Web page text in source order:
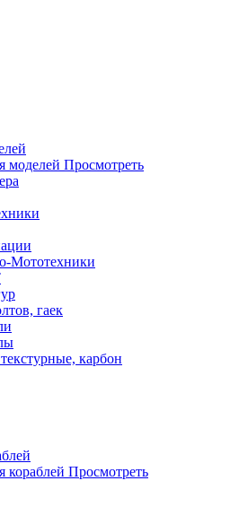
моделей Просмотреть
Мототехники
гаек
карбон
кораблей Просмотреть